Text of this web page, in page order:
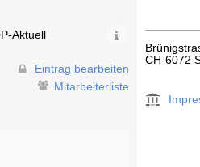
Aktuell
Eintrag bearbeiten
Mitarbeiterliste
CH-6072